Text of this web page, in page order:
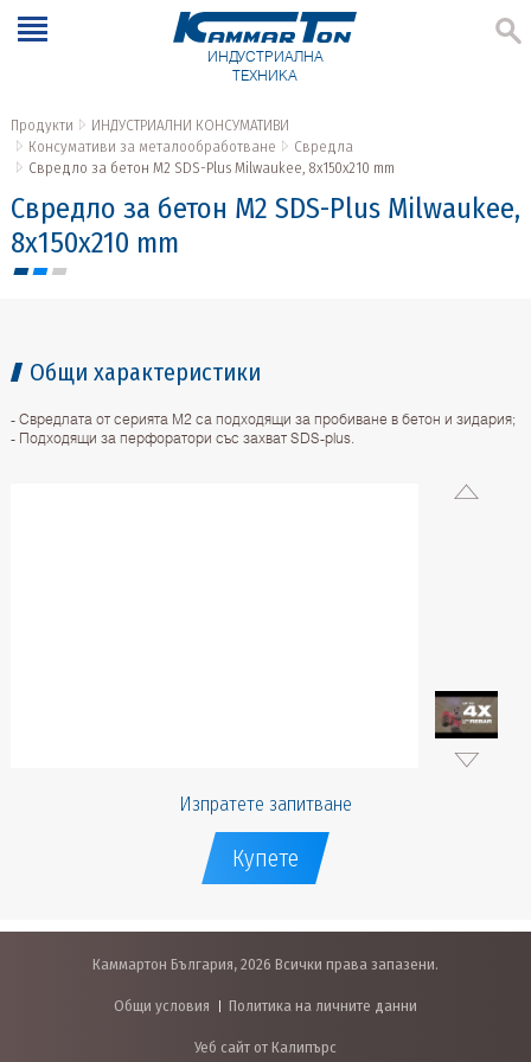
ИНДУСТРИАЛНА
ТЕХНИКА
Продукти
ИНДУСТРИАЛНИ КОНСУМАТИВИ
Консумативи за металообработване
Свредла
Свредло за бетон M2 SDS-Plus Milwaukee, 8x150x210 mm
Свредло за бетон M2 SDS-Plus Milwaukee,
8x150x210 mm
Общи характеристики
- Свредлата от серията М2 са подходящи за пробиване в бетон и зидария;
- Подходящи за перфоратори със захват SDS-plus.
Изпратете запитване
Купете
Каммартон България, 2026 Всички права запазени.
Общи условия Политика на личните данни
Уеб сайт от Калипърс